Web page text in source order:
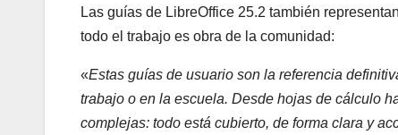
Las guías de LibreOffice 25.2 también representan
todo el trabajo es obra de la comunidad:
«Estas guías de usuario son la referencia
trabajo o en la escuela. Desde hojas de cálculo
complejas: todo está cubierto, de forma clara y